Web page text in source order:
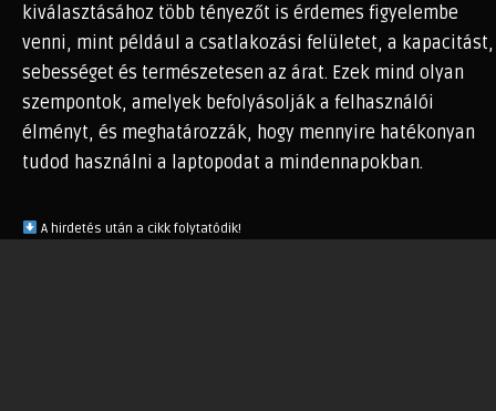
kiválasztásához több tényezőt is érdemes figyelembe
venni, mint például a csatlakozási felületet, a kapacitást,
sebességet és természetesen az árat. Ezek mind olyan
szempontok, amelyek befolyásolják a felhasználói
élményt, és meghatározzák, hogy mennyire hatékonyan
tudod használni a laptopodat a mindennapokban.
A hirdetés után a cikk folytatódik!